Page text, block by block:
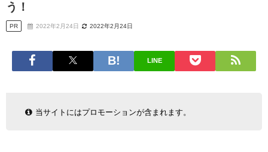
う！
PR 2022年2月24日 2022年2月24日
LINE
当サイトにはプロモーションが含まれます。